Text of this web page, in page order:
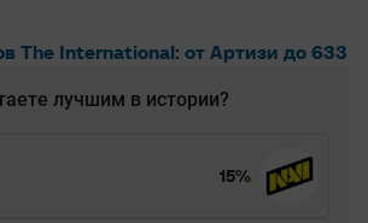
The International: от Артизи до 633
лучшим в истории?
15%